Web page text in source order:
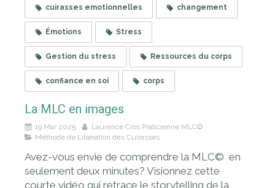
cuirasses emotionnelles changement
Émotions Stress
Gestion du stress Ressources du corps
confiance en soi corps
La MLC en images
19 Mar 2025
Laurence Cros Praticienne MLC©
Méthode de Libération des Cuirasses
Avez-vous envie de comprendre la MLC© en
seulement deux minutes? Visionnez cette
courte vidéo qui retrace le storytelling de la